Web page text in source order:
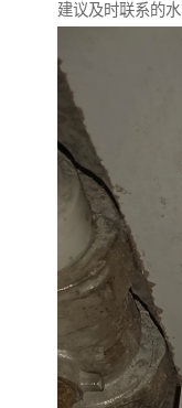
建议及时联系的